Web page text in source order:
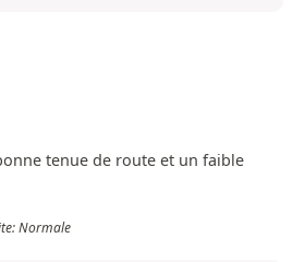
tenue de route et un faible
Normale